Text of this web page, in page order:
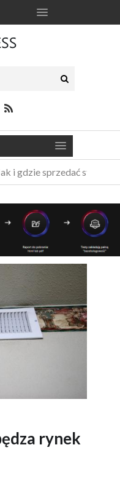
i gdzie sprzedać stare
Męskie Granie
rynek